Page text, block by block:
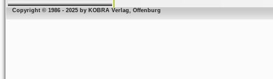
Copyright © 1986 - 2025 by KOBRA Verlag, Offenburg